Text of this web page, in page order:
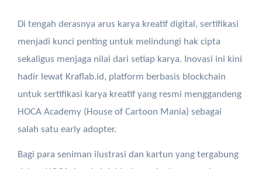
Di tengah derasnya arus karya kreatifdigital, sertifikasi
menjadi kunci penting untuk melindungi hak cipta
sekaligus menjaga nilai dari setiap karya. Inovasi ini kini
hadir lewatKraflab.id, platform berbasis blockchain
untuk sertifikasi karya kreatifyang resmi menggandeng
HOCA Academy (House of Cartoon Mania) sebagai
salah satu early adopter.
Bagi para seniman ilustrasi dan kartun yang tergabung